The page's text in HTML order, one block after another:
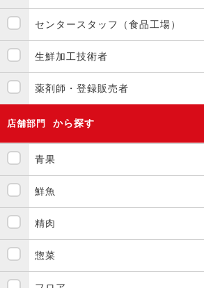
センタースタッフ（食品工場）
生鮮加工技術者
薬剤師・登録販売者
店舗部門 から探す
青果
鮮魚
精肉
惣菜